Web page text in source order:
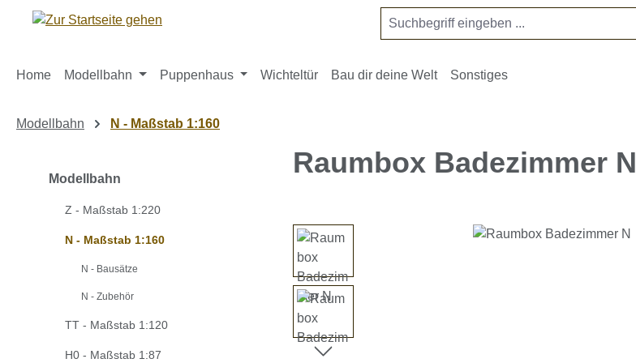
Hauptinhalt springen
Zur Suche springen
Zur Hauptnavigation springen
Home Modellbahn Puppenhaus Wichteltür Bau dir deine Welt Sonstiges
Modellbahn N - Maßstab 1:160
Modellbahn
Z - Maßstab 1:220
N - Maßstab 1:160
N - Bausätze
N - Zubehör
TT - Maßstab 1:120
H0 - Maßstab 1:87
Raumbox Badezimmer N
Bildergalerie überspringen